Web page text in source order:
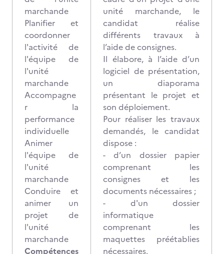
marchande
Planifier et
coordonner
l'activité de
l'équipe de
l'unité
marchande
Accompagne
r la
performance
individuelle
Animer
l'équipe de
l'unité
marchande
Conduire et
animer un
projet de
l'unité
marchande
Compétences
unité marchande, le
candidat réalise
différents travaux à
l’aide de consignes.
Il élabore, à l’aide d’un
logiciel de présentation,
un diaporama
présentant le projet et
son déploiement.
Pour réaliser les travaux
demandés, le candidat
dispose :
- d’un dossier papier
comprenant les
consignes et les
documents nécessaires ;
- d'un dossier
informatique
comprenant les
maquettes préétablies
nécessaires.